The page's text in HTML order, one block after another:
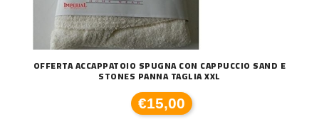
OFFERTA ACCAPPATOIO SPUGNA CON CAPPUCCIO SAND E
STONES PANNA TAGLIA XXL
€15,00